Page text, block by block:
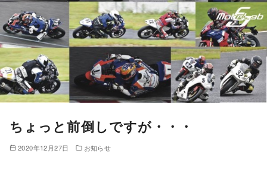
ちょっと前倒しですが・・・
2020年12月27日 お知らせ